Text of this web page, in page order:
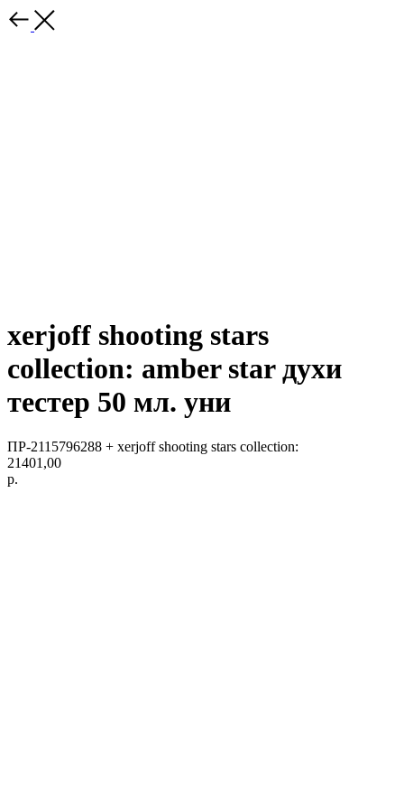
xerjoff shooting stars
collection: amber star духи
тестер 50 мл. уни
ПР-2115796288 + xerjoff shooting stars collection:
21401,00
р.